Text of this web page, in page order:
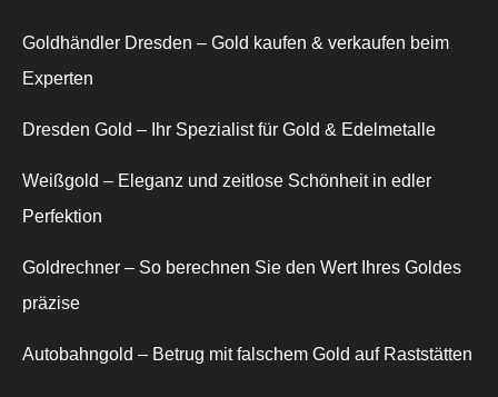
Goldhändler Dresden – Gold kaufen & verkaufen beim
Experten
Dresden Gold – Ihr Spezialist für Gold & Edelmetalle
Weißgold – Eleganz und zeitlose Schönheit in edler
Perfektion
Goldrechner – So berechnen Sie den Wert Ihres Goldes
präzise
Autobahngold – Betrug mit falschem Gold auf Raststätten